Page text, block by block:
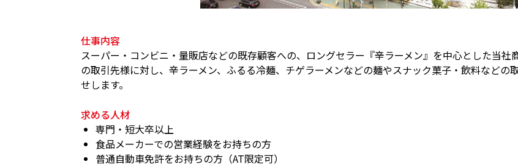
仕事内容
スーパー・コンビニ・量販店などの既存顧客への、ロングセラー『辛ラーメン』を中心とした当
の取引先様に対し、辛ラーメン、ふるる冷麺、チゲラーメンなどの麺やスナック菓子・飲料など
せします。
求める人材
専門・短大卒以上
食品メーカーでの営業経験をお持ちの方
普通自動車免許をお持ちの方（AT限定可）